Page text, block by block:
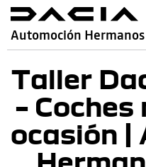
Automoción
Taller
–
ocasión |